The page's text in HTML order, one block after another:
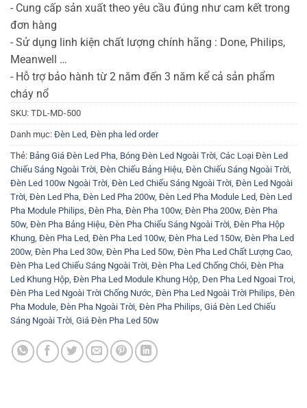
- Cung cấp sản xuất theo yêu cầu đúng như cam kết trong
đơn hàng
- Sử dụng linh kiện chất lượng chính hãng : Done, Philips,
Meanwell …
- Hỗ trợ bảo hành từ 2 năm đến 3 năm kể cả sản phẩm
cháy nổ
SKU: TDL-MD-500
Danh mục: Đèn Led Đèn pha led order
Thẻ: Bảng Giá Đèn Led Pha Bóng Đèn Led Ngoài Trời Các Loại Đèn Led
Chiếu Sáng Ngoài Trời Đèn Chiếu Bảng Hiệu Đèn Chiếu Sáng Ngoài Trời
Đèn Led 100w Ngoài Trời Đèn Led Chiếu Sáng Ngoài Trời Đèn Led Ngoài
Trời Đèn Led Pha Đèn Led Pha 200w, Đèn Led Pha Module Led Đèn Led
Pha Module Philips Đèn Pha Đèn Pha 100w, Đèn Pha 200w, Đèn Pha
50w, Đèn Pha Bảng Hiệu Đèn Pha Chiếu Sáng Ngoài Trời Đèn Pha Hộp
Khung Đèn Pha Led Đèn Pha Led 100w, Đèn Pha Led 150w, Đèn Pha Led
200w, Đèn Pha Led 30w, Đèn Pha Led 50w, Đèn Pha Led Chất Lượng Cao
Đèn Pha Led Chiếu Sáng Ngoài Trời Đèn Pha Led Chống Chói Đèn Pha
Led Khung Hộp Đèn Pha Led Module Khung Hộp Den Pha Led Ngoai Troi
Đèn Pha Led Ngoài Trời Chống Nước Đèn Pha Led Ngoài Trời Philips Đèn
Pha Module Đèn Pha Ngoài Trời Đèn Pha Philips Giá Đèn Led Chiếu
Sáng Ngoài Trời Giá Đèn Pha Led 50w